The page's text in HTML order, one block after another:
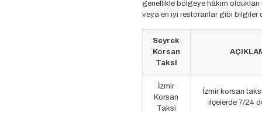
genellikle bölgeye hâkim
veya en iyi restoranlar gibi bilgiler
Seyrek
Korsan
Taksi
İzmir
Korsan
Taksi
İzmir korsan
ilçelerde 7/24